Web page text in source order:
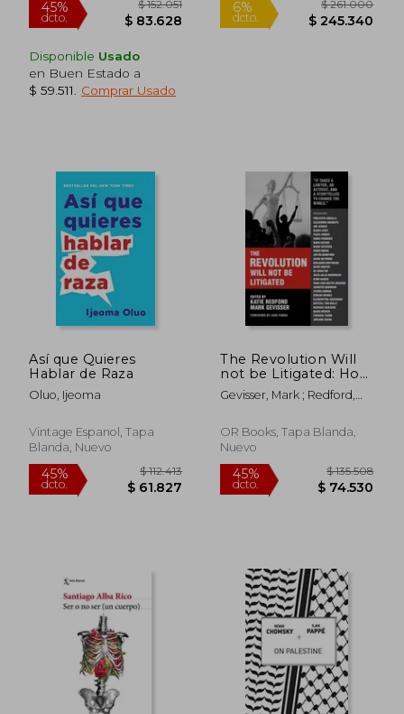
45%
dcto. $ 89.634
45%
dcto.
Disponible Usado
en Buen Estado a
$ 59.511
Comprar Usado
6%
dcto. $
Así que Quieres
Hablar de Raza
Oluo, Ijeoma
Vintage Espanol, Tapa
Blanda, Nuevo
The Revolution Will
not be Litigated: How
Movements and law
can Work Together
Gevisser, Mark ; Redford,
OR Books, Tapa Blanda,
Nuevo